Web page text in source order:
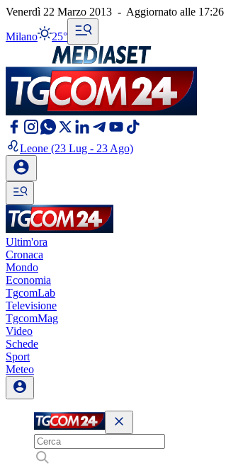
Venerdì 22 Marzo 2013 - Aggiornato alle 17:26
Milano 25°
Leone (23 Lug - 23 Ago)
Ultim'ora
Cronaca
Mondo
Economia
TgcomLab
Televisione
TgcomMag
Video
Schede
Sport
Meteo